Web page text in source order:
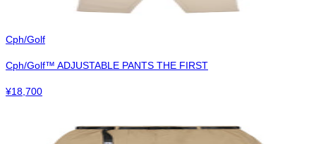
Cph/Golf
Cph/Golf™︎ ADJUSTABLE PANTS THE FIRST
¥18,700